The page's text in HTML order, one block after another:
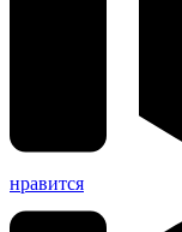
нравится